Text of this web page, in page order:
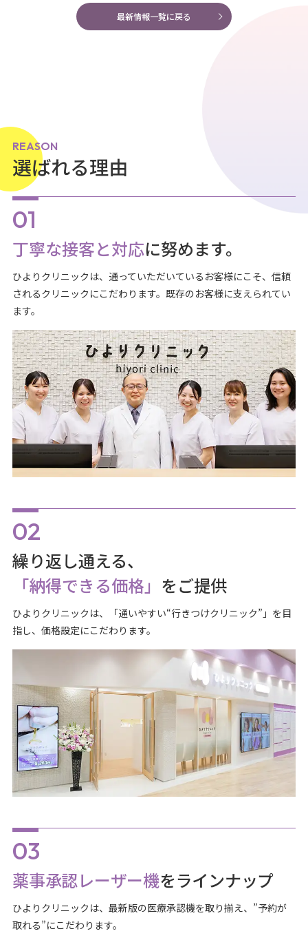
最新情報一覧に戻る
REASON
選ばれる理由
丁寧な接客と対応に努めます。
ひよりクリニックは、通っていただいているお客様にこそ、信頼
されるクリニックにこだわります。既存のお客様に支えられてい
ます。
繰り返し通える、
「納得できる価格」 をご提供
ひよりクリニックは、「通いやすい“行きつけクリニック”」を目
指し、価格設定にこだわります。
薬事承認レーザー機をラインナップ
ひよりクリニックは、最新版の医療承認機を取り揃え、”予約が
取れる”にこだわります。